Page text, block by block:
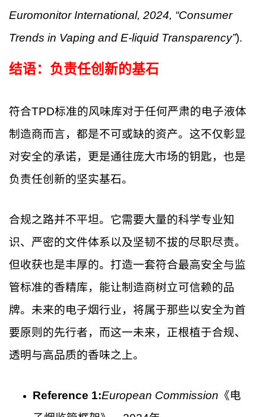
Euromonitor International, 2024, “Consumer
Trends in Vaping and E-liquid Transparency”).
结语：负责任创新的基石
符合TPD标准的风味库对于任何严肃的电子液体
制造商而言，都是不可或缺的资产。这不仅彰显
对安全的承诺，更是通往庞大市场的钥匙，也是
负责任创新的坚实基石。
合规之路并不平坦。它需要大量的科学专业知
识、严密的文件体系以及坚韧不拔的尽职尽责。
但收获也是丰厚的。打造一套符合最高安全与监
管标准的香精库，能让制造商树立可信赖的品
牌。未来的电子烟行业，将属于那些以安全为首
要原则的先行者，而这一未来，正根植于合规、
透明与高品质的香味之上。
Reference 1:European Commission 《电